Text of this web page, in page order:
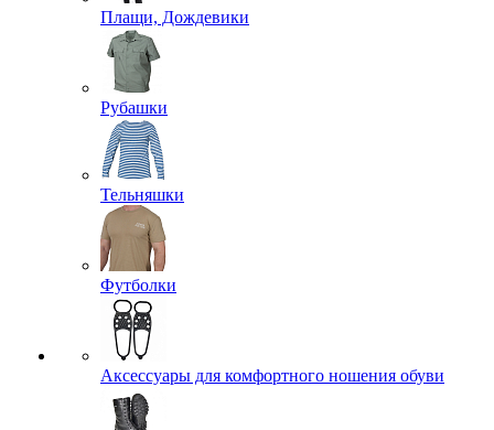
Плащи, Дождевики
Рубашки
Тельняшки
Футболки
Аксессуары для комфортного ношения обуви